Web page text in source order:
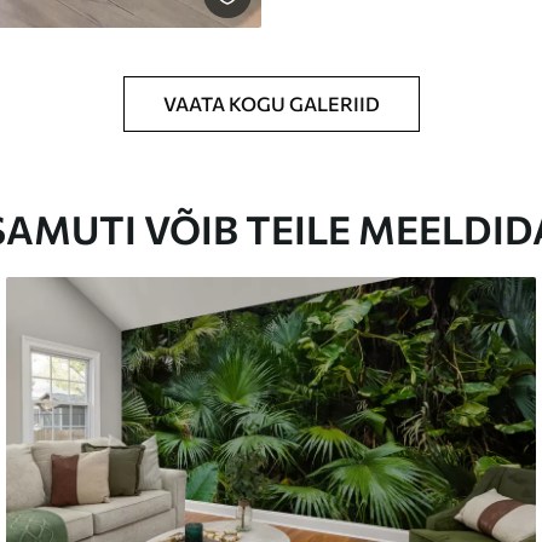
VAATA KOGU GALERIID
VÕIB TEILE